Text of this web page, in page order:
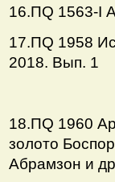
16.ПQ 1563-I
17.ПQ 1958
2018. Вып. 1
18.ПQ 1960
золото
Абрамзон и